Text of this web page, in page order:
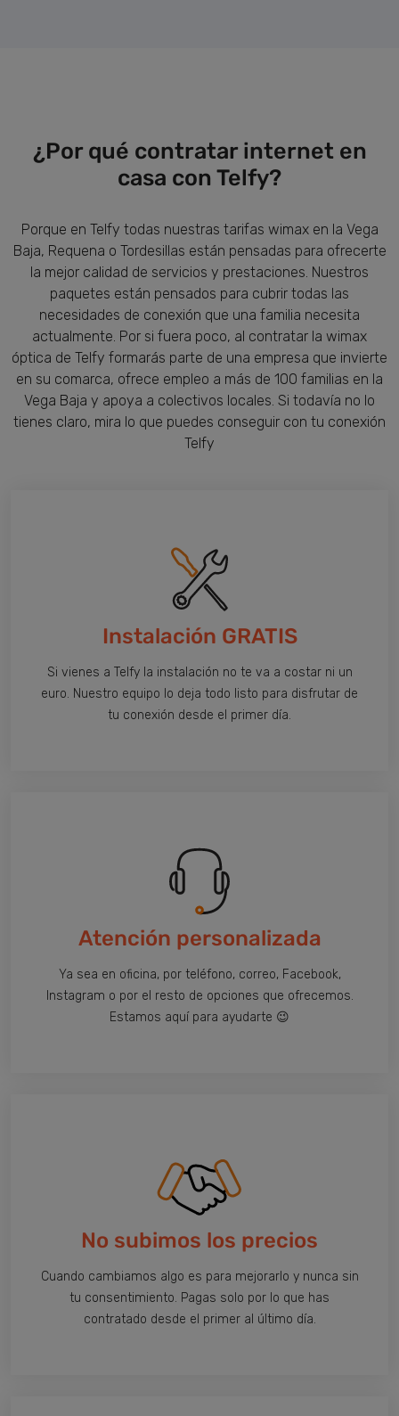
¿Por qué contratar internet en
casa con Telfy?
Porque en Telfy todas nuestras tarifas wimax en la Vega
Baja, Requena o Tordesillas están pensadas para ofrecerte
la mejor calidad de servicios y prestaciones. Nuestros
paquetes están pensados para cubrir todas las
necesidades de conexión que una familia necesita
actualmente. Por si fuera poco, al contratar la wimax
óptica de Telfy formarás parte de una empresa que invierte
en su comarca, ofrece empleo a más de 100 familias en la
Vega Baja y apoya a colectivos locales. Si todavía no lo
tienes claro, mira lo que puedes conseguir con tu conexión
Telfy
Instalación GRATIS
Si vienes a Telfy la instalación no te va a costar ni un
euro. Nuestro equipo lo deja todo listo para disfrutar de
tu conexión desde el primer día.
Atención personalizada
Ya sea en oficina, por teléfono, correo, Facebook,
Instagram o por el resto de opciones que ofrecemos.
Estamos aquí para ayudarte 😉
No subimos los precios
Cuando cambiamos algo es para mejorarlo y nunca sin
tu consentimiento. Pagas solo por lo que has
contratado desde el primer al último día.